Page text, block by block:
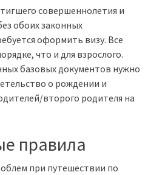
совершеннолетия и
обоих законных
оформить визу. Все
что и для взрослого.
базовых документов нужно
о рождении и
второго родителя на
правила
при путешествии по